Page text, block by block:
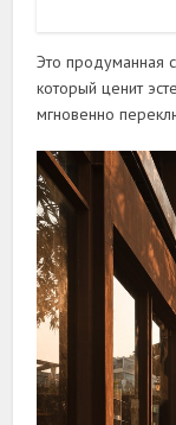
Это продуманная
который ценит
мгновенно